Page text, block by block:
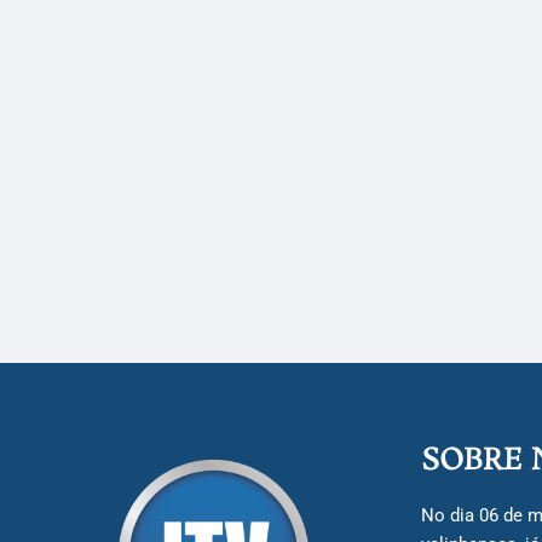
SOBRE
No dia 06 de